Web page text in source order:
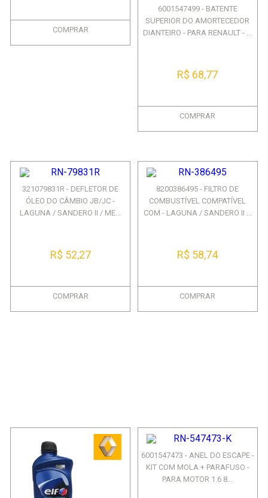
COMPRAR
6001547499 - BATENTE
SUPERIOR DO AMORTECEDOR
DIANTEIRO - PARA RENAULT - ...
R$ 68,77
COMPRAR
321079831R - DEFLETOR DE
ÓLEO DO CÂMBIO JB/JC -
LAGUNA / SANDERO II / ME...
R$ 52,27
COMPRAR
8200386495 - FILTRO DE
COMBUSTÍVEL COMPATÍVEL
COM - LAGUNA / SANDERO II ...
R$ 58,74
COMPRAR
6001547473 - ANEL DO ESCAPE -
KIT COM MOLA + PARAFUSO -
PARA MOTOR 1.6 8...